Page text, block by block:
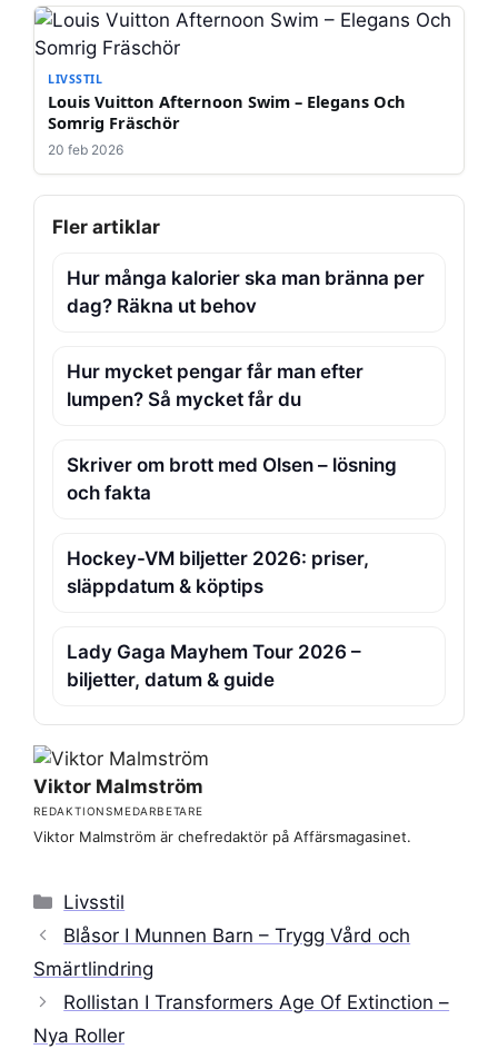
LIVSSTIL
Louis Vuitton Afternoon Swim – Elegans Och
Somrig Fräschör
20 feb 2026
Fler artiklar
Hur många kalorier ska man bränna per
dag? Räkna ut behov
Hur mycket pengar får man efter
lumpen? Så mycket får du
Skriver om brott med Olsen – lösning
och fakta
Hockey-VM biljetter 2026: priser,
släppdatum & köptips
Lady Gaga Mayhem Tour 2026 –
biljetter, datum & guide
Viktor Malmström
REDAKTIONSMEDARBETARE
Viktor Malmström är chefredaktör på Affärsmagasinet.
Kategorier
Livsstil
Blåsor I Munnen Barn – Trygg Vård och
Smärtlindring
Rollistan I Transformers Age Of Extinction –
Nya Roller